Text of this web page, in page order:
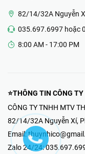
82/14/32A Nguyễn
035.697.6997 hoặc
8:00 AM - 17:00 PM
⭐THÔNG TIN CÔNG TY
CÔNG TY TNHH MTV
82/14/32A Nguyễn Xí,
Email:
Zalo 24/24: